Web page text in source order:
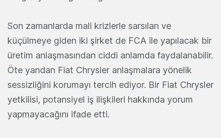
Son zamanlarda mali krizlerle sarsılan ve
küçülmeye giden iki şirket de FCA ile yapılacak bir
üretim anlaşmasından ciddi anlamda faydalanabilir.
Öte yandan Fiat Chrysler anlaşmalara yönelik
sessizliğini korumayı tercih ediyor. Bir Fiat Chrysler
yetkilisi, potansiyel iş ilişkileri hakkında yorum
yapmayacağını ifade etti.